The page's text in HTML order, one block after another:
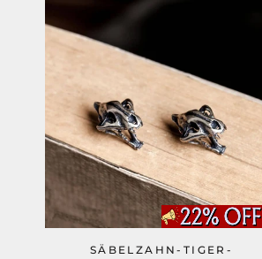
SÄBELZAHN-TIGER-